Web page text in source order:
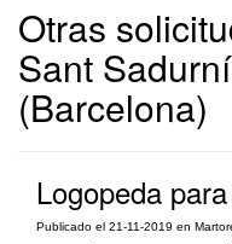
Otras
Sant
(Barcelona)
Logopeda
Publicado el 21-11-2019 en